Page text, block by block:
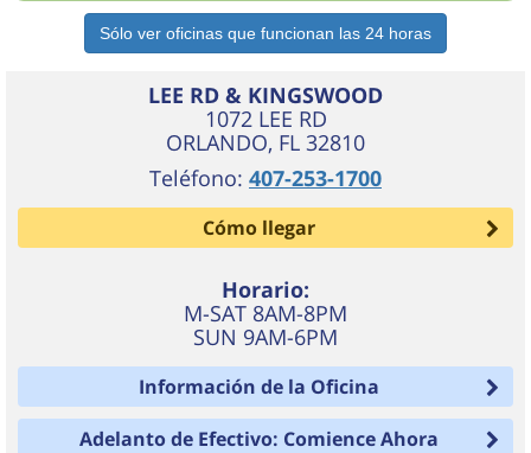
LEE RD & KINGSWOOD
1072 LEE RD
ORLANDO, FL 32810
Teléfono: 407-253-1700
Cómo llegar
Horario:
M-SAT 8AM-8PM
SUN 9AM-6PM
Información de la Oficina
Adelanto de Efectivo: Comience Ahora